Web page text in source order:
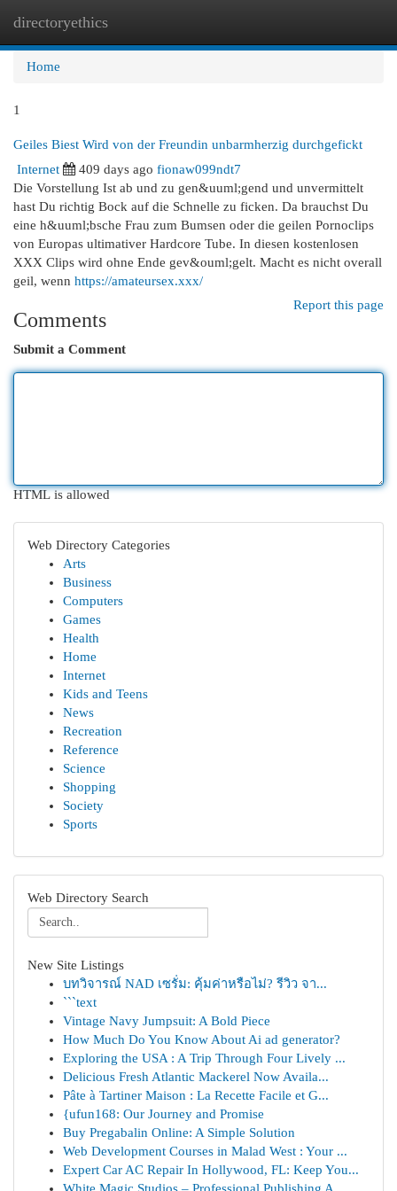
directoryethics
Home
1
Geiles Biest Wird von der Freundin unbarmherzig durchgefickt
Internet
409 days ago fionaw099ndt7
Die Vorstellung Ist ab und zu gen&uuml;gend und unvermittelt
hast Du richtig Bock auf die Schnelle zu ficken. Da brauchst Du
eine h&uuml;bsche Frau zum Bumsen oder die geilen Pornoclips
von Europas ultimativer Hardcore Tube. In diesen kostenlosen
XXX Clips wird ohne Ende gev&ouml;gelt. Macht es nicht overall
geil, wenn https://amateursex.xxx/
Report this page
Comments
Submit a Comment
HTML is allowed
Web Directory Categories
Arts
Business
Computers
Games
Health
Home
Internet
Kids and Teens
News
Recreation
Reference
Science
Shopping
Society
Sports
Web Directory Search
New Site Listings
บทวิจารณ์ NAD เซรั่ม: คุ้มค่าหรือไม่? รีวิว จา...
```text
Vintage Navy Jumpsuit: A Bold Piece
How Much Do You Know About Ai ad generator?
Exploring the USA : A Trip Through Four Lively ...
Delicious Fresh Atlantic Mackerel Now Availa...
Pâte à Tartiner Maison : La Recette Facile et G...
{ufun168: Our Journey and Promise
Buy Pregabalin Online: A Simple Solution
Web Development Courses in Malad West : Your ...
Expert Car AC Repair In Hollywood, FL: Keep You...